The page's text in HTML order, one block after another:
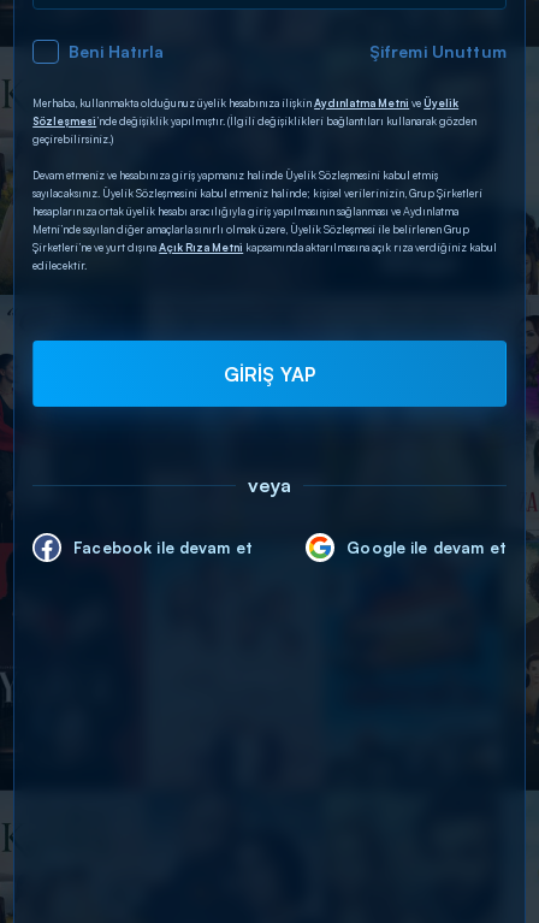
DİĞER SONUÇLAR
Beni Hatırla Şifremi Unuttum
Merhaba, kullanmakta olduğunuz üyelik hesabınıza ilişkinAydınlatma Metni veÜyelik
Sözleşmesi’nde değişiklik yapılmıştır. (İlgili değişiklikleri bağlantıları kullanarak gözden
geçirebilirsiniz.)
Devam etmeniz ve hesabınıza giriş yapmanız halinde Üyelik Sözleşmesini kabul etmiş
sayılacaksınız. Üyelik Sözleşmesini kabul etmeniz halinde; kişisel verilerinizin, Grup Şirketleri
hesaplarınıza ortak üyelik hesabı aracılığıyla giriş yapılmasının sağlanması ve Aydınlatma
Metni’nde sayılan diğer amaçlarla sınırlı olmak üzere, Üyelik Sözleşmesi ile belirlenen Grup
Şirketleri’ne ve yurt dışınaAçık Rıza Metni kapsamında aktarılmasına açık rıza verdiğiniz kabul
edilecektir.
GİRİŞ YAP
veya
Facebook ile devam et Google ile devam et